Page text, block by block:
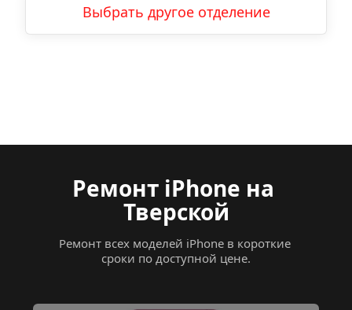
Выбрать другое отделение
Ремонт iPhone на
Тверской
Ремонт всех моделей iPhone в короткие
сроки по доступной цене.